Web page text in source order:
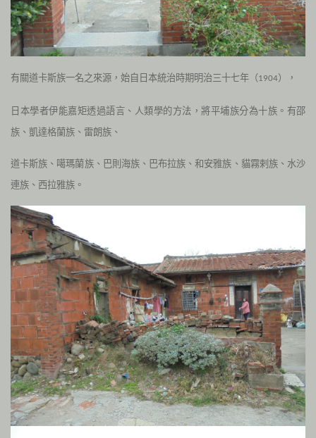
有關道卡斯族一名之來源，始自日本統治時期明治三十七年（1904），
日本學者伊能嘉矩透過語言、人類學的方法，將平埔族分為十族。有邵
族、凱達格蘭族、雷朗族、
道卡斯族、噶瑪蘭族、巴則海族、巴布拉族、和安雅族、貓霧剌族、水沙
連族、西拉雅族。